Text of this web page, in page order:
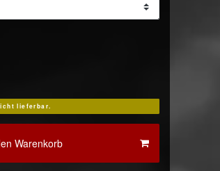
lieferbar.
Warenkorb